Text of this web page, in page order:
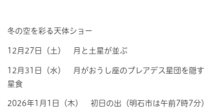
冬の空を彩る天体ショー
12月27日（土） 月と土星が並ぶ
12月31日（水） 月がおうし座のプレアデス星団を隠す
星食
2026年1月1日（木） 初日の出（明石市は午前7時7分）